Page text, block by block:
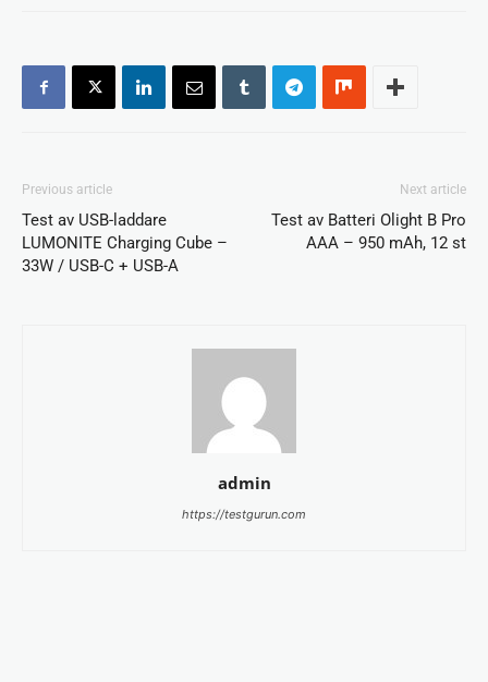
Previous article
Test av USB-laddare
LUMONITE Charging Cube –
33W / USB-C + USB-A
Next article
Test av Batteri Olight B Pro
AAA – 950 mAh, 12 st
admin
https://testgurun.com